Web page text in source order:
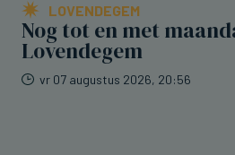
LOVENDEGEM
Nog tot en met
Lovendegem
vr 07 augustus 2026, 20:56